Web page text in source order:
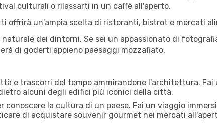
culturali o rilassarti in un caffè all'aperto.
offrirà un'ampia scelta di ristoranti, bistrot e mercati
dei dintorni. Se sei un appassionato di
di goderti appieno paesaggi mozzafiato.
e trascorri del tempo ammirandone l'architettura. Fai
alcuni degli edifici più iconici della città.
conoscere la cultura di un paese. Fai un viaggio
di acquistare souvenir gourmet nei mercati